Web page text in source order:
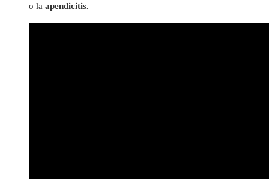
o la apendicitis.